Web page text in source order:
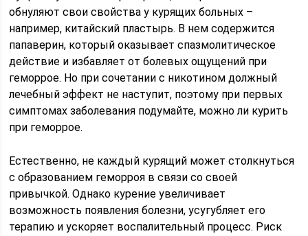
обнуляют свои свойства у курящих больных –
например, китайский пластырь. В нем содержится
папаверин, который оказывает спазмолитическое
действие и избавляет от болевых ощущений при
геморрое. Но при сочетании с никотином должный
лечебный эффект не наступит, поэтому при первых
симптомах заболевания подумайте, можно ли курить
при геморрое.
Естественно, не каждый курящий может столкнуться
с образованием геморроя в связи со своей
привычкой. Однако курение увеличивает
возможность появления болезни, усугубляет его
терапию и ускоряет воспалительный процесс. Риск